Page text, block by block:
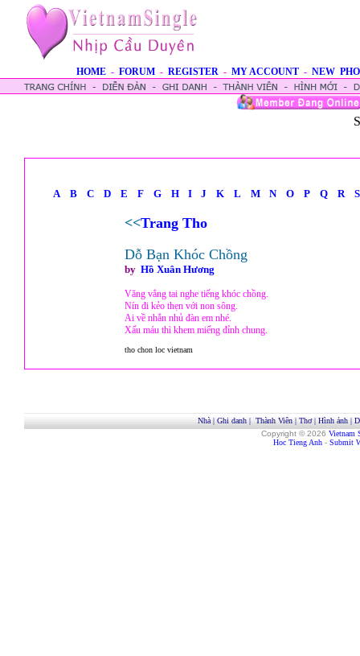
HOME - FORUM - REGISTER - MY ACCOUNT - NEW
A B C D E F G H I J K L M N O P Q R S
<<Trang Tho
Dỗ Bạn Khóc Chồng
by Hồ Xuân Hương
Văng vẳng tai nghe tiếng khóc chồng.
Nín đi kẻo thẹn với non sông.
Ai về nhắn nhủ đàn em nhé.
Xấu máu thì khem miếng đỉnh chung.
tho chon loc vietnam
Nhà| Ghi danh| Thành Viên| Thơ| Hình ảnh|
Copyright © 2026 Vietnam
Hoc Tieng Anh - Submit